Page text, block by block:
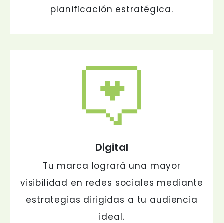
planificación estratégica.
Digital
Tu marca logrará una mayor
visibilidad en redes sociales mediante
estrategias dirigidas a tu audiencia
ideal.